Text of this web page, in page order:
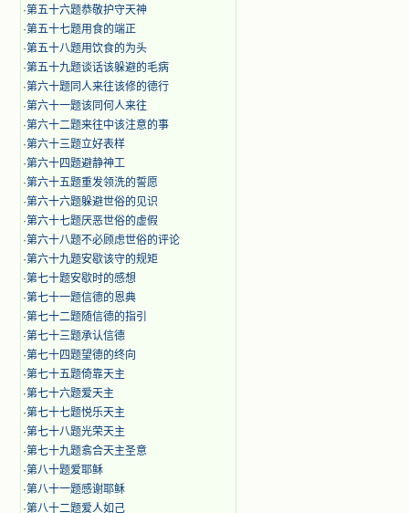
·第五十六题恭敬护守天神
·第五十七题用食的端正
·第五十八题用饮食的为头
·第五十九题谈话该躲避的毛病
·第六十题同人来往该修的德行
·第六十一题该同何人来往
·第六十二题来往中该注意的事
·第六十三题立好表样
·第六十四题避静神工
·第六十五题重发领洗的誓愿
·第六十六题躲避世俗的见识
·第六十七题厌恶世俗的虚假
·第六十八题不必顾虑世俗的评论
·第六十九题安歇该守的规矩
·第七十题安歇时的感想
·第七十一题信德的恩典
·第七十二题随信德的指引
·第七十三题承认信德
·第七十四题望德的终向
·第七十五题倚靠天主
·第七十六题爱天主
·第七十七题悦乐天主
·第七十八题光荣天主
·第七十九题翕合天主圣意
·第八十题爱耶稣
·第八十一题感谢耶稣
·第八十二题爱人如己